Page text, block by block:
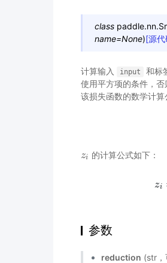
class paddle.nn.
name=None)[源
计算输入 input
和标
使用平方项的条件，
该损失函数的数学计
zi
zi 的计算公式如下：
ziz
参数
reduction (str